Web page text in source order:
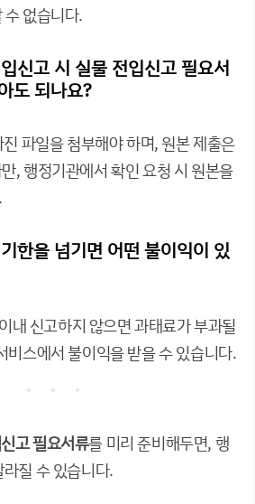
없습니다.
신고 시 실물 전입신고 필요서
도 되나요?
파일을 첨부해야 하며, 원본 제출은
, 행정기관에서 확인 요청 시 원본을
한을 넘기면 어떤 불이익이 있
내 신고하지 않으면 과태료가 부과될
비스에서 불이익을 받을 수 있습니다.
고 필요서류를 미리 준비해두면, 행
질 수 있습니다.